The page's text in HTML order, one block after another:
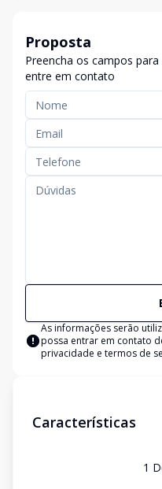
Proposta
Preencha os campos
entre em contato
As informações serão
possa entrar em contato
privacidade e termos de
Características
1